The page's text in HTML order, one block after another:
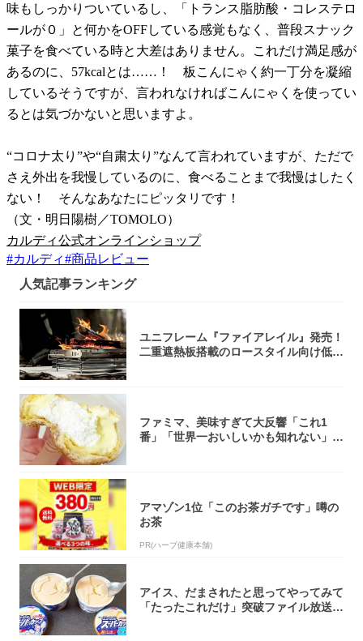
味もしっかりついているし、「トランス脂肪酸・コレステロ
ールが０」と何かをOFFしている感覚もなく、普段スナック
菓子を食べている時と大差はありません。これだけ満足感が
あるのに、57kcalとは……！ 板こんにゃく約一丁分を凝縮
しているそうですが、言われなければこんにゃくを使ってい
るとは気づかないと思いますよ。
“コロナ太り”や“自粛太り”なんて言われていますが、ただで
さえ外出を我慢しているのに、食べることまで我慢はしたく
ない！ そんなあなたにピッタリです！
（文・明日陽樹／TOMOLO）
カルディ公式オンラインショップ
#カルディ#商品レビュー
人気記事ランキング
ユニフレーム『ファイアレイル』発売！
二重遮熱板搭載のロースタイル向け低型
ファミマ、美味すぎて大反響「これ1
番」「世界一おいしいかも知れない」
アマゾン1位「このお茶ガチです」噂の
お茶
PR(ハーブ健康本舗)
アイス、だまされたと思ってやってみて
「たったこれだけ」突破ファイル放送で